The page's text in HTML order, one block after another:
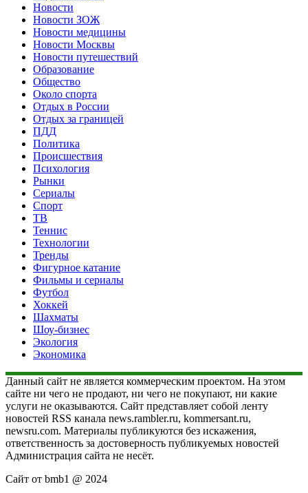
Новости
Новости ЗОЖ
Новости медицины
Новости Москвы
Новости путешествий
Образование
Общество
Около спорта
Отдых в России
Отдых за границей
ПДД
Политика
Происшествия
Психология
Рынки
Сериалы
Спорт
ТВ
Теннис
Технологии
Тренды
Фигурное катание
Фильмы и сериалы
Футбол
Хоккей
Шахматы
Шоу-бизнес
Экология
Экономика
Данный сайт не является коммерческим проектом. На этом
сайте ни чего не продают, ни чего не покупают, ни какие
услуги не оказываются. Сайт представляет собой ленту
новостей RSS канала news.rambler.ru, kommersant.ru,
newsru.com. Материалы публикуются без искажения,
ответственность за достоверность публикуемых новостей
Администрация сайта не несёт.
Сайт от bmb1 @ 2024